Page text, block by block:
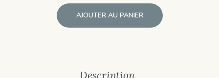
AJOUTER AU PANIER
Description